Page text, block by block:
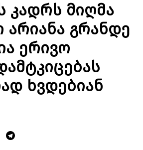
კადრს მიღმა
არიანა გრანდე
ერივო
ხვდებიან